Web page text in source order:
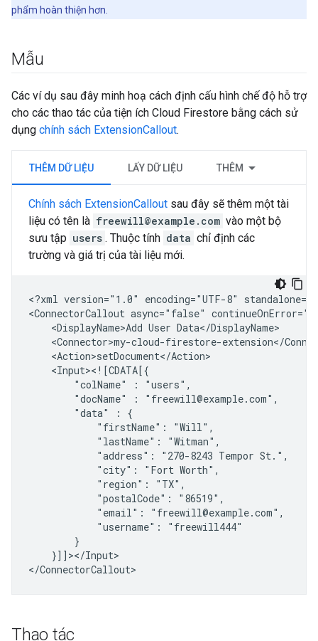
phẩm hoàn thiện hơn.
Mẫu
Các ví dụ sau đây minh hoạ cách định cấu hình chế độ hỗ trợ
cho các thao tác của tiện ích Cloud Firestore bằng cách sử
dụng chính sách ExtensionCallout.
THÊM DỮ LIỆU LẤY DỮ LIỆU THÊM
Chính sách ExtensionCallout sau đây sẽ thêm một tài
liệu có tên là freewill@example.com vào một bộ
sưu tập users . Thuộc tính data chỉ định các
trường và giá trị của tài liệu mới.
<?xml version="1.0" encoding="UTF-8"
<ConnectorCallout async="false"
<DisplayName>Add User
"colName"
:
"docName"
:
"data"
:
"firstName":
"lastName":
"address":
"270-8243 Tempor
"city":
"Fort
"region":
"postalCode":
"email":
"username":
}]]></Input>
Thao tác